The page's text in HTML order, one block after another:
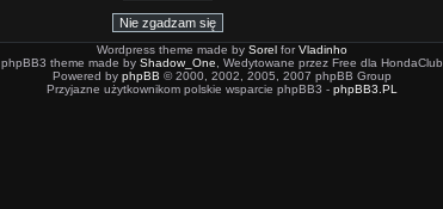
Wordpress theme made by Sorel forVladinho
phpBB3 theme made by Shadow_One , Wedytowane przez Free dla HondaClub
Powered by phpBB © 2000, 2002, 2005, 2007 phpBB Group
Przyjazne użytkownikom polskie wsparcie phpBB3 - phpBB3.PL